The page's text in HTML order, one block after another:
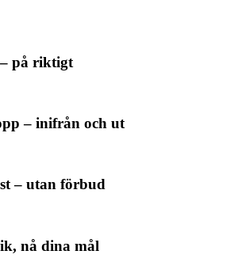
på riktigt
– inifrån och ut
– utan förbud
nå dina mål